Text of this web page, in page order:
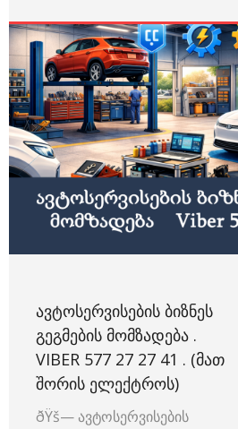
ᲐᲕᲢᲝᲡᲔᲠᲕᲘᲡᲔᲑᲘᲡ ᲑᲘᲖᲜᲔᲡ
ᲒᲔᲒᲛᲔᲑᲘᲡ ᲛᲝᲛᲖᲐᲓᲔᲑᲐ .
VIBER 577 27 27 41 . (ᲛᲐᲗ
ᲨᲝᲠᲘᲡ ᲔᲚᲔᲥᲢᲠᲝᲡ)
ðŸš— ავტოსერვისების